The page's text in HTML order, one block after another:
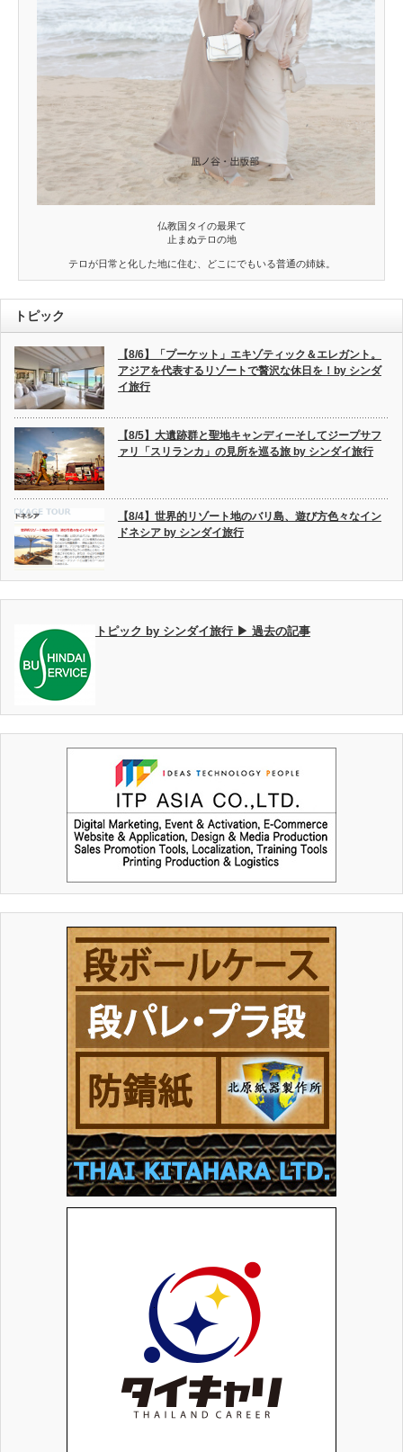
仏教国タイの最果て
止まぬテロの地
テロが日常と化した地に住む、どこにでもいる普通の姉妹。
トピック
【8/6】「プーケット」エキゾティック＆エレガント。
アジアを代表するリゾートで贅沢な休日を！by シンダ
イ旅行
【8/5】大遺跡群と聖地キャンディーそしてジープサフ
ァリ「スリランカ」の見所を巡る旅 by シンダイ旅行
【8/4】世界的リゾート地のバリ島、遊び方色々なイン
ドネシア by シンダイ旅行
トピック by シンダイ旅行 ▶ 過去の記事